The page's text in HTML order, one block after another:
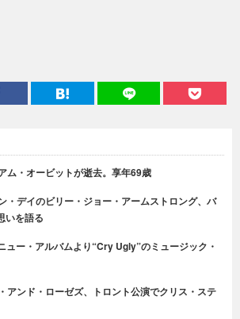
ム・オービットが逝去。享年69歳
・デイのビリー・ジョー・アームストロング、バ
いを語る
ュー・アルバムより“Cry Ugly”のミュージック・
アンド・ローゼズ、トロント公演でクリス・ステ